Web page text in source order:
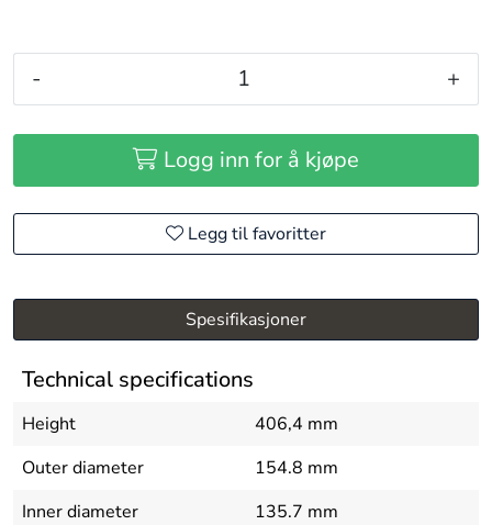
- +
Logg inn for å kjøpe
Legg til favoritter
Spesifikasjoner
Technical specifications
Height
406,4 mm
Outer diameter
154.8 mm
Inner diameter
135.7 mm